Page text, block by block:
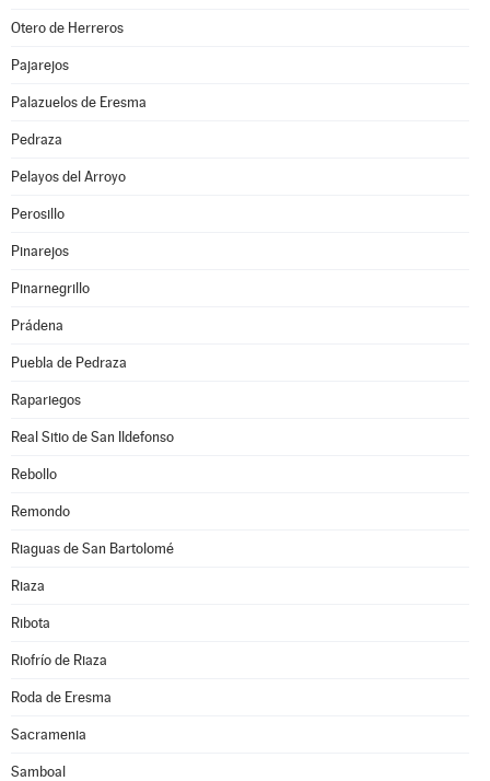
Otero de Herreros
Pajarejos
Palazuelos de Eresma
Pedraza
Pelayos del Arroyo
Perosillo
Pinarejos
Pinarnegrillo
Prádena
Puebla de Pedraza
Rapariegos
Real Sitio de San Ildefonso
Rebollo
Remondo
Riaguas de San Bartolomé
Riaza
Ribota
Riofrío de Riaza
Roda de Eresma
Sacramenia
Samboal